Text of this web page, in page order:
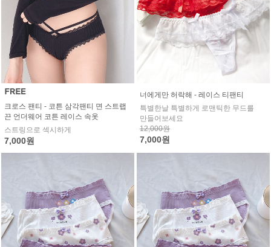
크로스 팬티 - 코튼 삼각팬티 면 스트랩
끈 언더웨어 코튼 레이스 속옷
스트링으로 섹시하게
7,000원
너에게만 허락해 - 레이스 티팬티
특별한날 특별하게 로맨틱한 무드를
만들어보세요
12,000원
7,000원